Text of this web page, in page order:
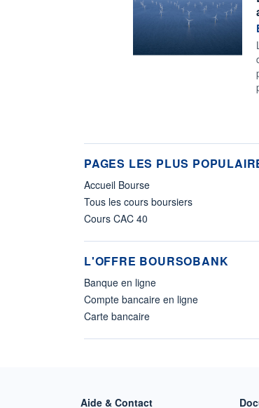
PAGES LES PLUS
Accueil Bourse
Tous les cours boursiers
Cours CAC 40
L'OFFRE BOURSOBANK
Banque en ligne
Compte bancaire en ligne
Carte bancaire
Aide & Contact